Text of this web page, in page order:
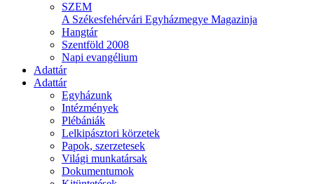
SZEM
A Székesfehérvári Egyházmegye Magazinja
Hangtár
Szentföld 2008
Napi evangélium
Adattár
Adattár
Egyházunk
Intézmények
Plébániák
Lelkipásztori körzetek
Papok, szerzetesek
Világi munkatársak
Dokumentumok